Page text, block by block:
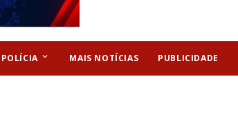
POLÍCIA keyboard_arrow_down MAIS NOTÍCIAS PUBLICIDADE